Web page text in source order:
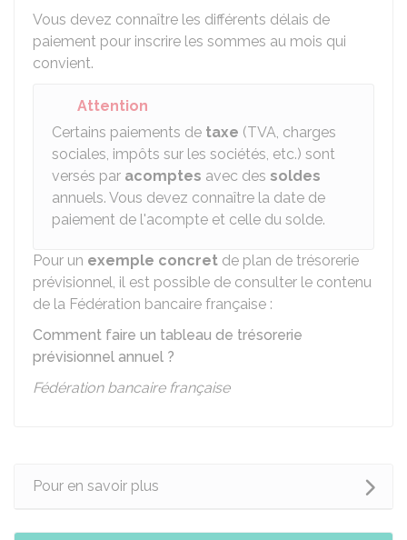
Vous devez connaître les différents délais de
paiement pour inscrire les sommes au mois qui
convient.
Attention
Certains paiements de taxe (TVA, charges
sociales, impôts sur les sociétés, etc.) sont
versés par acomptes avec des soldes
annuels. Vous devez connaître la date de
paiement de l'acompte et celle du solde.
Pour un exemple concret de plan de trésorerie
prévisionnel, il est possible de consulter le contenu
de la Fédération bancaire française :
Comment faire un tableau de trésorerie
prévisionnel annuel ?
Fédération bancaire française
Pour en savoir plus